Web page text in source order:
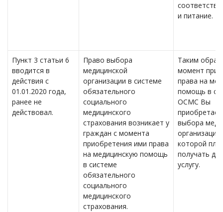
и питание.
Пункт 3 статьи 6
вводится в
действия с
01.01.2020 года,
ранее не
действовал.
Право выбора
медицинской
организации в системе
обязательного
социального
медицинского
страхования возникает у
граждан с момента
приобретения ими права
на медицинскую помощь
в системе
обязательного
социального
медицинского
страхования.
Таким
момент
права на
помощь в
ОСМС Вы
выбора
которой
получать
услугу.